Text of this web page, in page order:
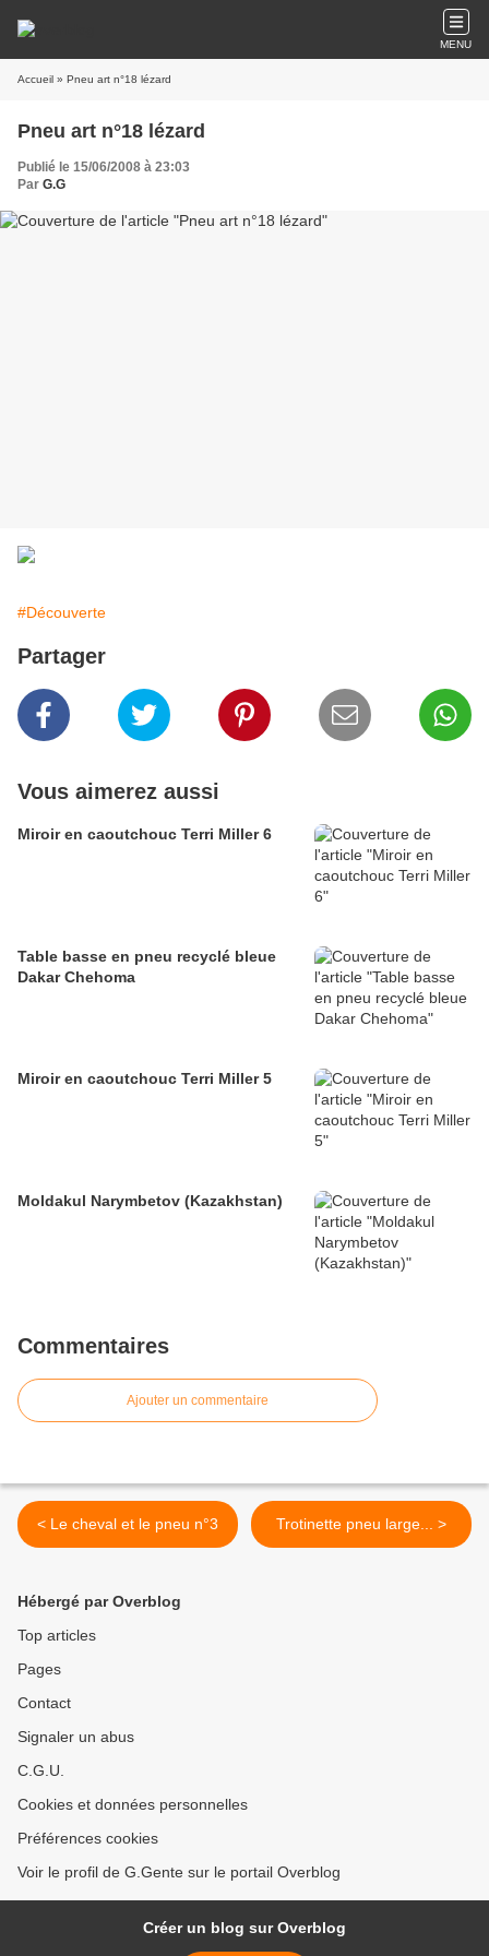
MENU
Accueil » Pneu art n°18 lézard
Pneu art n°18 lézard
Publié le 15/06/2008 à 23:03
Par G.G
#Découverte
Partager
Vous aimerez aussi
Miroir en caoutchouc Terri Miller 6
Table basse en pneu recyclé bleue
Dakar Chehoma
Miroir en caoutchouc Terri Miller 5
Moldakul Narymbetov (Kazakhstan)
Commentaires
Ajouter un commentaire
< Le cheval et le pneu n°3 Trotinette pneu large... >
Hébergé par Overblog
Top articles
Pages
Contact
Signaler un abus
C.G.U.
Cookies et données personnelles
Préférences cookies
Voir le profil de G.Gente sur le portail Overblog
Créer un blog sur Overblog